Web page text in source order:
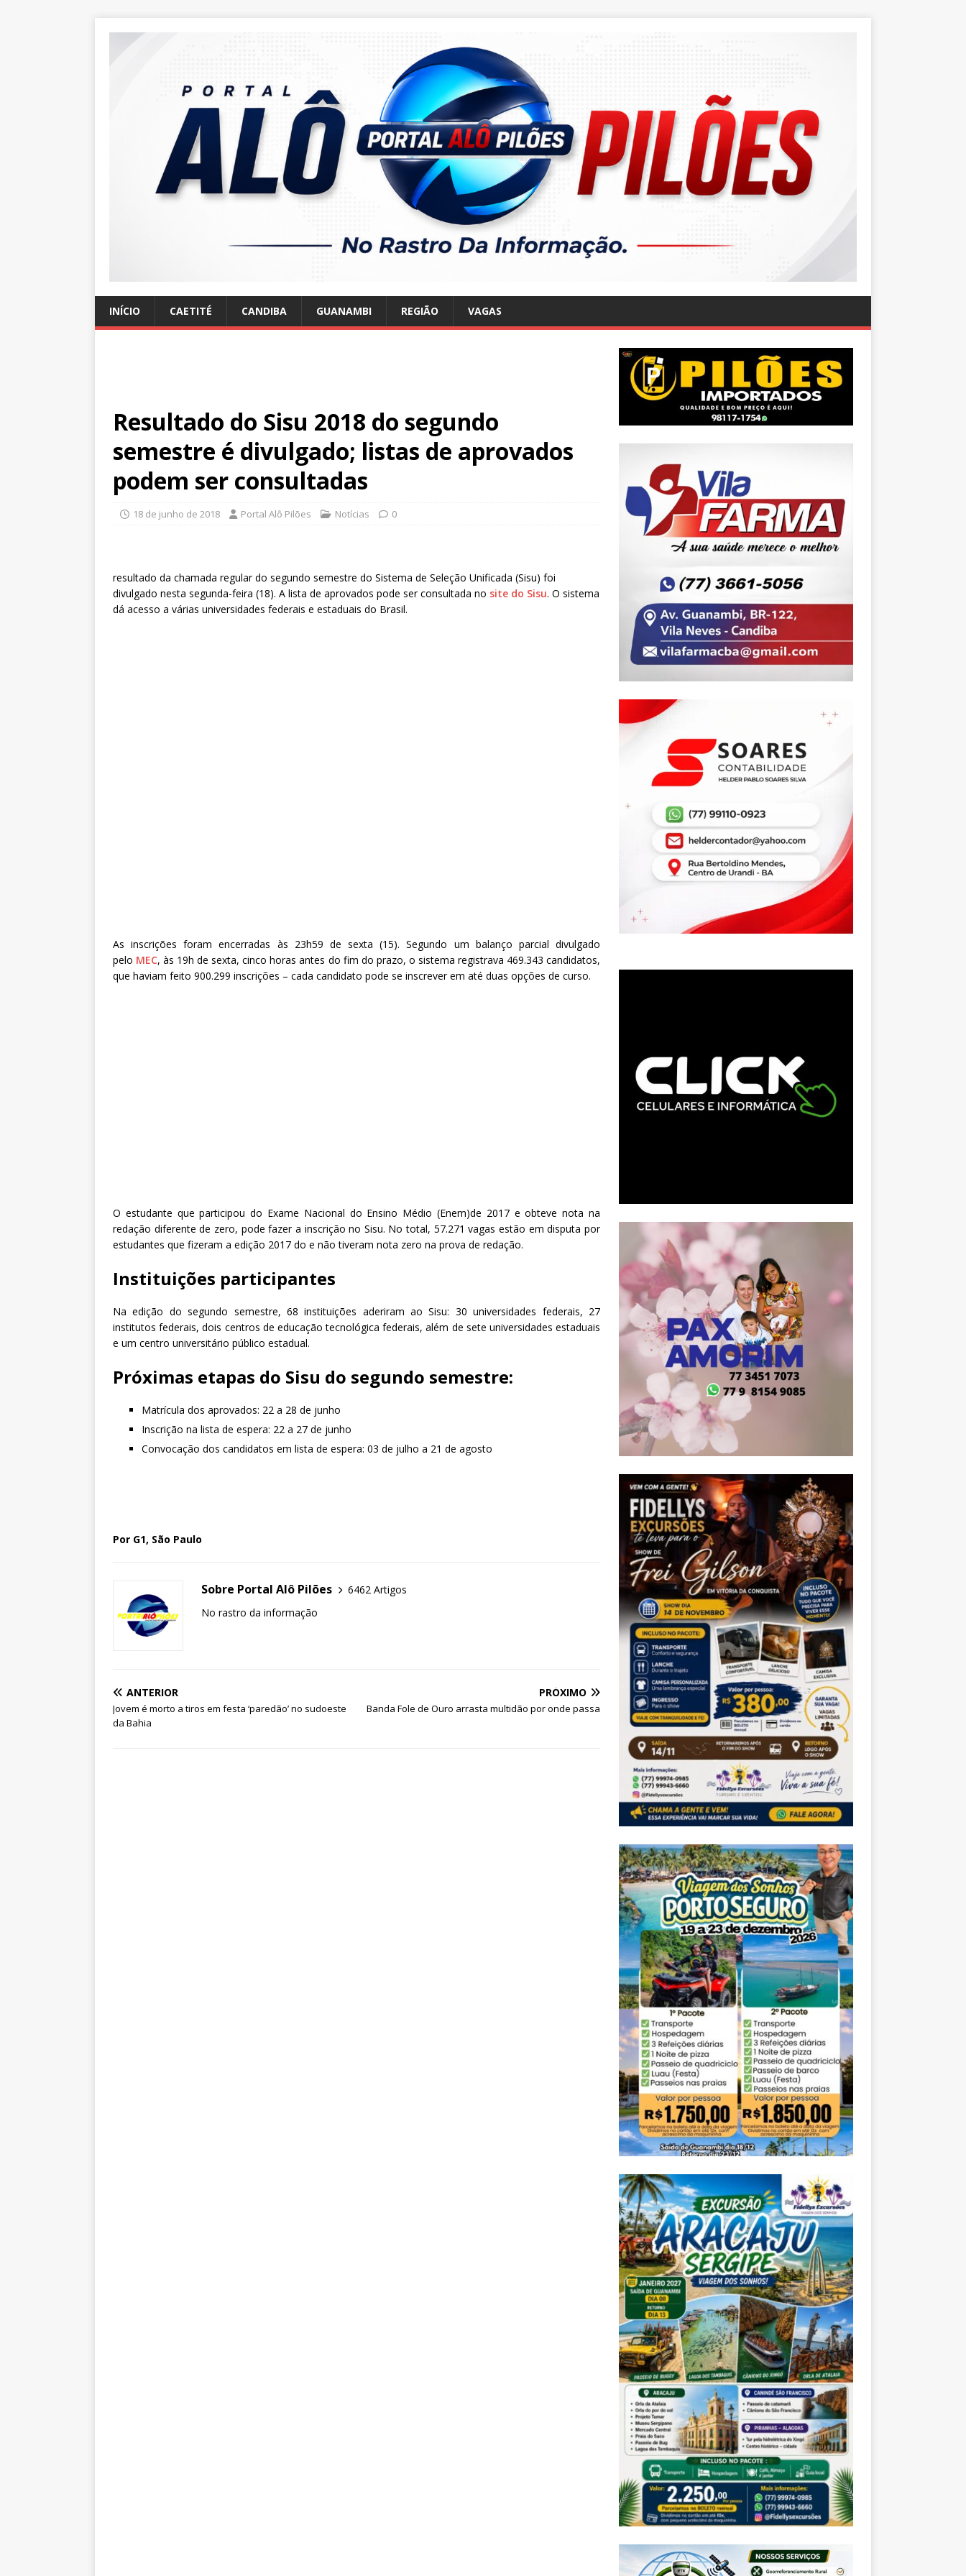
INÍCIO CAETITÉ CANDIBA GUANAMBI REGIÃO VAGAS
Resultado do Sisu 2018 do segundo
semestre é divulgado; listas de aprovados
podem ser consultadas
18 de junho de 2018 Portal Alô Pilões Notícias 0
resultado da chamada regular do segundo semestre do Sistema de Seleção Unificada (Sisu) foi
divulgado nesta segunda-feira (18). A lista de aprovados pode ser consultada no site do Sisu. O sistema
dá acesso a várias universidades federais e estaduais do Brasil.
As inscrições foram encerradas às 23h59 de sexta (15). Segundo um balanço parcial divulgado
pelo MEC, às 19h de sexta, cinco horas antes do fim do prazo, o sistema registrava 469.343 candidatos,
que haviam feito 900.299 inscrições – cada candidato pode se inscrever em até duas opções de curso.
O estudante que participou do Exame Nacional do Ensino Médio (Enem)de 2017 e obteve nota na
redação diferente de zero, pode fazer a inscrição no Sisu. No total, 57.271 vagas estão em disputa por
estudantes que fizeram a edição 2017 do e não tiveram nota zero na prova de redação.
Instituições participantes
Na edição do segundo semestre, 68 instituições aderiram ao Sisu: 30 universidades federais, 27
institutos federais, dois centros de educação tecnológica federais, além de sete universidades estaduais
e um centro universitário público estadual.
Próximas etapas do Sisu do segundo semestre:
Matrícula dos aprovados: 22 a 28 de junho
Inscrição na lista de espera: 22 a 27 de junho
Convocação dos candidatos em lista de espera: 03 de julho a 21 de agosto
Por G1, São Paulo
Sobre Portal Alô Pilões
6462 Artigos
No rastro da informação
ANTERIOR
Jovem é morto a tiros em festa ‘paredão’ no sudoeste
da Bahia
PRÓXIMO
Banda Fole de Ouro arrasta multidão por onde passa